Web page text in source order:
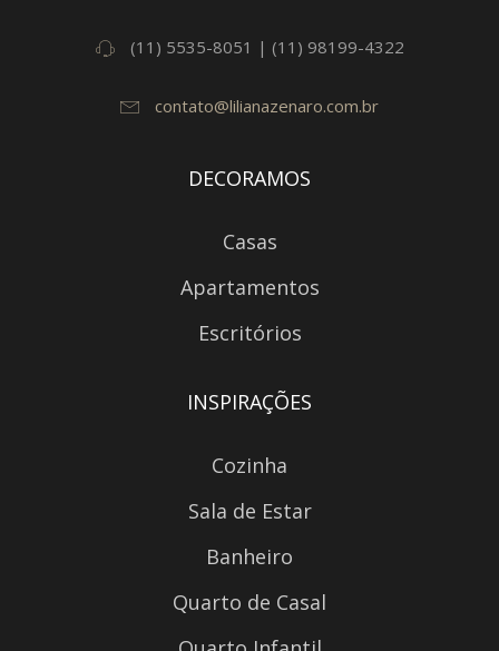
(11) 5535-8051 | (11) 98199-4322
contato@lilianazenaro.com.br
DECORAMOS
Casas
Apartamentos
Escritórios
INSPIRAÇÕES
Cozinha
Sala de Estar
Banheiro
Quarto de Casal